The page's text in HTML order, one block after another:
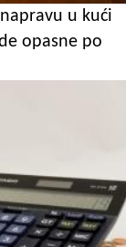
u kući
opasne po